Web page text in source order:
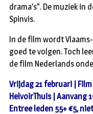
drama’s”. De muziek in
Spinvis.
In de film wordt
goed te volgen. Toch
de film Nederlands
Vrijdag 21 februari |
HelvoirThuis | Aanvang
Entree leden 55+ €5,